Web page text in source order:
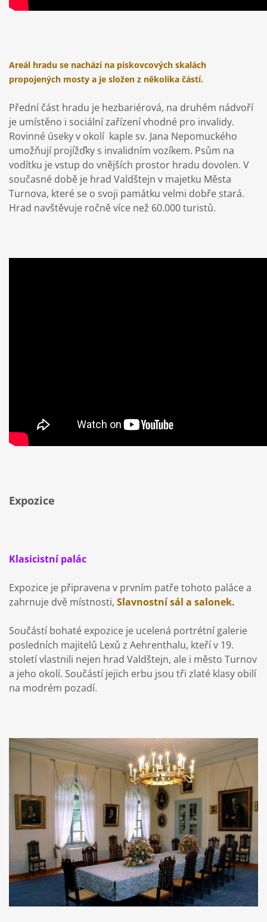
Areál hradu se nachází na pískovcových skalách
propojených mosty a je složen z několika částí.
Přední část hradu je hezbariérová, na druhém nádvoří
je umístěno i sociální zařízení vhodné pro invalidy.
Rovinné úseky v okolí kaple sv. Jana Nepomuckého
umožňují projížďky s invalidním vozíkem. Psům na
vodítku je vstup do vnějších prostor hradu dovolen. V
současné době je hrad Valdštejn v majetku Města
Turnova, které se o svoji památku velmi dobře stará.
Hrad navštěvuje ročně více než 60.000 turistů.
Expozice
Klasicistní palác
Expozice je připravena v prvním patře tohoto paláce a
zahrnuje dvě místnosti, Slavnostní sál a salonek.
Součástí bohaté expozice je ucelená portrétní galerie
posledních majitelů Lexů z Aehrenthalu, kteří v 19.
století vlastnili nejen hrad Valdštejn, ale i město Turnov
a jeho okolí. Součástí jejich erbu jsou tři zlaté klasy obilí
na modrém pozadí.